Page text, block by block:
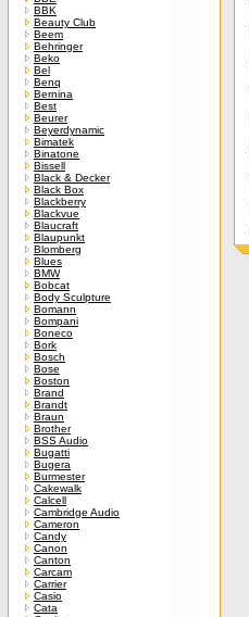
BBK
Beauty Club
Beem
Behringer
Beko
Bel
Benq
Bernina
Best
Beurer
Beyerdynamic
Bimatek
Binatone
Bissell
Black & Decker
Black Box
Blackberry
Blackvue
Blaucraft
Blaupunkt
Blomberg
Blues
BMW
Bobcat
Body Sculpture
Bomann
Bompani
Boneco
Bork
Bosch
Bose
Boston
Brand
Brandt
Braun
Brother
BSS Audio
Bugatti
Bugera
Burmester
Cakewalk
Calcell
Cambridge Audio
Cameron
Candy
Canon
Canton
Carcam
Carrier
Casio
Cata